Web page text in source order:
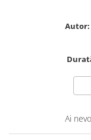
Povestiri
Autor:
Ai